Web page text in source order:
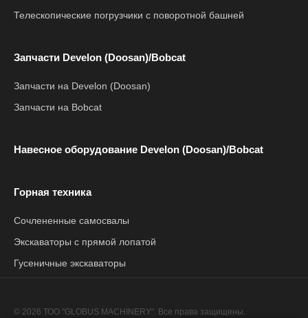
Телескопические погрузчики с поворотной башней
Запчасти Develon (Doosan)/Bobcat
Запчасти на Develon (Doosan)
Запчасти на Bobcat
Навесное оборудование Develon (Doosan)/Bobcat
Горная техника
Сочлененные самосвалы
Экскаваторы с прямой лопатой
Гусеничные экскаваторы
© 2026 ТОО "GLOBUS MACHINERY". Все права защищены.